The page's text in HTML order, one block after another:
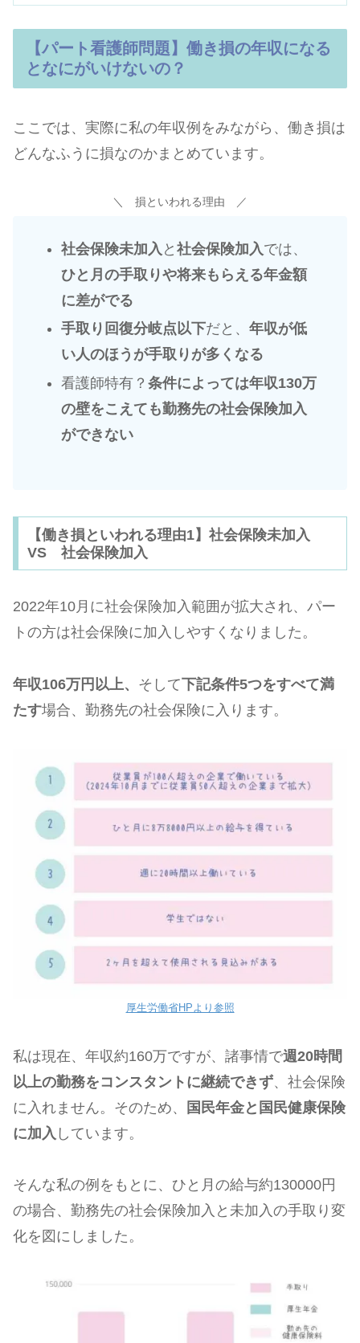
【パート看護師問題】働き損の年収になる
となにがいけないの？
ここでは、実際に私の年収例をみながら、働き損は
どんなふうに損なのかまとめています。
＼ 損といわれる理由 ／
社会保険未加入 と 社会保険加入では、
ひと月の手取りや将来もらえる年金額
に差がでる
手取り回復分岐点以下だと、 年収が低
い人のほうが手取りが多くなる
看護師特有？ 条件によっては年収130万
の壁をこえても勤務先の社会保険加入
ができない
【働き損といわれる理由1】社会保険未加入
VS 社会保険加入
2022年10月に社会保険加入範囲が拡大され、パー
トの方は社会保険に加入しやすくなりました。
年収106万円以上、 そして下記条件5つをすべて満
たす場合、勤務先の社会保険に入ります。
厚生労働省HPより参照
私は現在、年収約160万ですが、諸事情で週20時間
以上の勤務をコンスタントに継続できず、社会保険
に入れません。そのため、
国民年金と国民健康保険
に加入 しています。
そんな私の例をもとに、ひと月の給与約130000円
の場合、勤務先の社会保険加入と未加入の手取り変
化を図にしました。